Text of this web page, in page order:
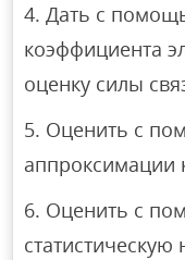
Дать с
коэффициента
оценку силы
Оценить с
аппроксимации
Оценить с
статистическую